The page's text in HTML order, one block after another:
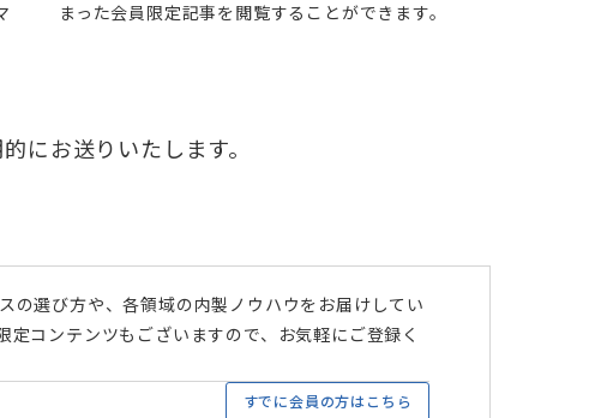
まった会員限定記事を閲覧することができます。
にお送りいたします。
の選び方や、各領域の内製ノウハウをお届けしてい
定コンテンツもございますので、お気軽にご登録く
すでに会員の方はこちら